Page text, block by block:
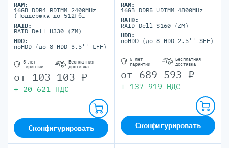
RAM:
16GB DDR4 RDIMM 2400MHz
(Поддержка до 512Гб
портов)
RAID:
RAID Dell H330 (ZM)
HDD:
noHDD (до 8 HDD 3.5'' LFF)
5 лет
гарантии
Бесплатная
доставка
от 103 103 ₽
+ 20 621 НДС
Сконфигурировать
RAM:
16GB DDR5 UDIMM 4800MHz
RAID:
RAID Dell S160 (ZM)
HDD:
noHDD (до 8 HDD 2.5'' SFF)
5 лет
гарантии
Бесплатная
доставка
от 689 593 ₽
+ 137 919 НДС
Сконфигурировать